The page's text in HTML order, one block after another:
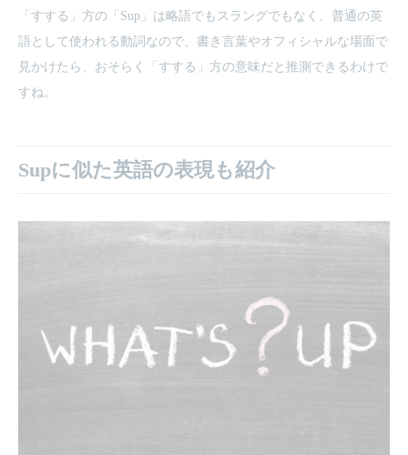
「すする」方の「Sup」は略語でもスラングでもなく、普通の英
語として使われる動詞なので、書き言葉やオフィシャルな場面で
見かけたら、おそらく「すする」方の意味だと推測できるわけで
すね。
Supに似た英語の表現も紹介